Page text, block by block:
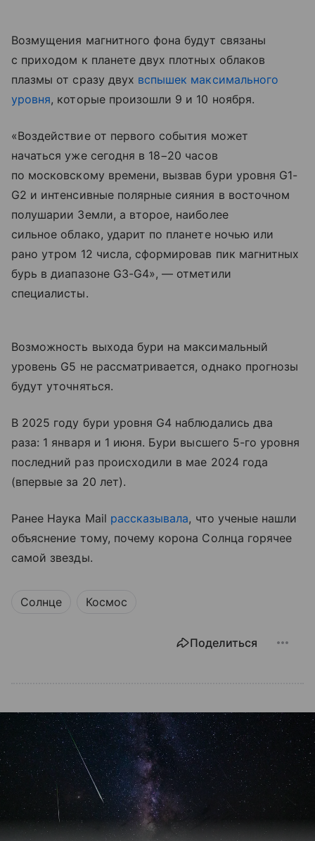
Возмущения магнитного фона будут связаны
с приходом к планете двух плотных облаков
плазмы от сразу двух вспышек максимального
уровня, которые произошли 9 и 10 ноября.
«Воздействие от первого события может
начаться уже сегодня в 18−20 часов
по московскому времени, вызвав бури уровня G1-
G2 и интенсивные полярные сияния в восточном
полушарии Земли, а второе, наиболее
сильное облако, ударит по планете ночью или
рано утром 12 числа, сформировав пик магнитных
бурь в диапазоне G3-G4», — отметили
специалисты.
Возможность выхода бури на максимальный
уровень G5 не рассматривается, однако прогнозы
будут уточняться.
В 2025 году бури уровня G4 наблюдались два
раза: 1 января и 1 июня. Бури высшего 5-го уровня
последний раз происходили в мае 2024 года
(впервые за 20 лет).
Ранее Наука Mail рассказывала, что ученые нашли
объяснение тому, почему корона Солнца горячее
самой звезды.
Солнце Космос
Поделиться